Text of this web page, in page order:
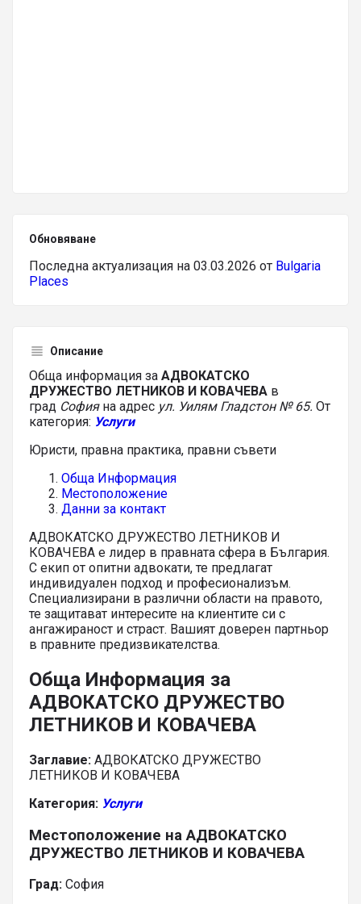
Обновяване
Последна актуализация на 03.03.2026 от Bulgaria
Places
Описание
Обща информация за АДВОКАТСКО
ДРУЖЕСТВО ЛЕТНИКОВ И КОВАЧЕВА в
град София на адрес ул. Уилям Гладстон № 65. От
категория: Услуги
Юристи, правна практика, правни съвети
Обща Информация
Местоположение
Данни за контакт
АДВОКАТСКО ДРУЖЕСТВО ЛЕТНИКОВ И
КОВАЧЕВА е лидер в правната сфера в България.
С екип от опитни адвокати, те предлагат
индивидуален подход и професионализъм.
Специализирани в различни области на правото,
те защитават интересите на клиентите си с
ангажираност и страст. Вашият доверен партньор
в правните предизвикателства.
Обща Информация за
АДВОКАТСКО ДРУЖЕСТВО
ЛЕТНИКОВ И КОВАЧЕВА
Заглавие: АДВОКАТСКО ДРУЖЕСТВО
ЛЕТНИКОВ И КОВАЧЕВА
Категория: Услуги
Местоположение на АДВОКАТСКО
ДРУЖЕСТВО ЛЕТНИКОВ И КОВАЧЕВА
Град: София